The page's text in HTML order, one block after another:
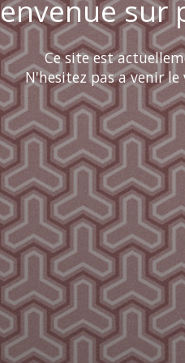
sur
Ce site est
N'hesitez pas a venir